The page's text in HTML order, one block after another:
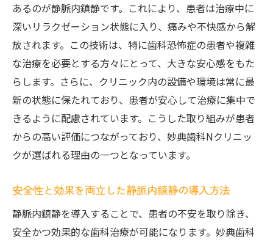
徴
静脈内鎮静を活用した定期検診の重要性
患者教育でサポートする健康維持
生活習慣と歯の健康の関係性
安心して通える歯科治療！妙典歯科Nクリニッ
クが静脈内鎮静を導入する理由
導入の背景と目的を解説
患者様の期待に応えるために必要なこと
静脈内鎮静による治療効果の向上
患者満足度を高めるための努力
地域に根ざした信頼の医療提供
あるのが静脈内鎮静です。これにより、患者は治療中に
深いリラクゼーション状態に入り、痛みや不快感から解
放されます。この技術は、特に歯科恐怖症の患者や複雑
な治療を必要とする方々にとって、大きな安心感をもた
らします。さらに、クリニック内の設備や環境は常に最
新の状態に保たれており、患者が安心して治療に集中で
きるように配慮されています。こうした取り組みが患者
からの高い評価につながっており、妙典歯科Nクリニッ
クが選ばれる理由の一つとなっています。
安全性と効果を両立した静脈内鎮静の導入方法
静脈内鎮静を導入することで、患者の不安を取り除き、
安全かつ効果的な歯科治療が可能になります。妙典歯科